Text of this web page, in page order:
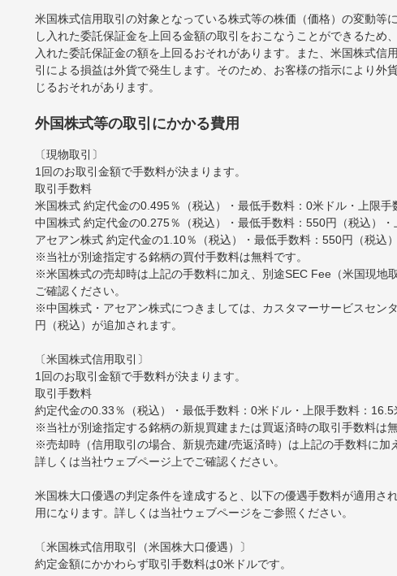
米国株式信用取引の対象となっている株式等の株価（価格）の変動等
し入れた委託保証金を上回る金額の取引をおこなうことができるた
入れた委託保証金の額を上回るおそれがあります。また、米国株式
引による損益は外貨で発生します。そのため、お客様の指示により外
じるおそれがあります。
外国株式等の取引にかかる費用
〔現物取引〕
1回のお取引金額で手数料が決まります。
取引手数料
米国株式 約定代金の0.495％（税込）・最低手数料：0米ドル・上限手
中国株式 約定代金の0.275％（税込）・最低手数料：550円（税込）・
アセアン株式 約定代金の1.10％（税込）・最低手数料：550円（税込
※当社が別途指定する銘柄の買付手数料は無料です。
※米国株式の売却時は上記の手数料に加え、別途SEC Fee（米国現地
ご確認ください。
※中国株式・アセアン株式につきましては、カスタマーサービスセン
円（税込）が追加されます。
〔米国株式信用取引〕
1回のお取引金額で手数料が決まります。
取引手数料
約定代金の0.33％（税込）・最低手数料：0米ドル・上限手数料：16.5
※当社が別途指定する銘柄の新規買建または買返済時の取引手数料は無
※売却時（信用取引の場合、新規売建/売返済時）は上記の手数料に加
詳しくは当社ウェブページ上でご確認ください。
米国株大口優遇の判定条件を達成すると、以下の優遇手数料が適用さ
用になります。詳しくは当社ウェブページをご参照ください。
〔米国株式信用取引（米国株大口優遇）〕
約定金額にかかわらず取引手数料は0米ドルです。